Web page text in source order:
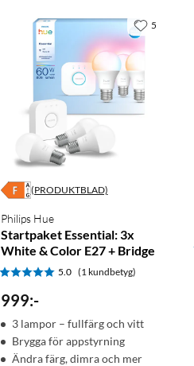
(PRODUKTBLAD)
Philips Hue
Startpaket Essential: 3x
White & Color E27 + Bridge
5.0 (1 kundbetyg)
999:-
3 lampor – fullfärg och vitt
Brygga för appstyrning
Ändra färg, dimra och mer
5